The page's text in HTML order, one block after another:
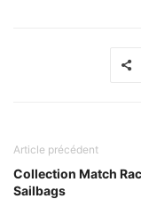
Article précédent
Collection Match
Sailbags